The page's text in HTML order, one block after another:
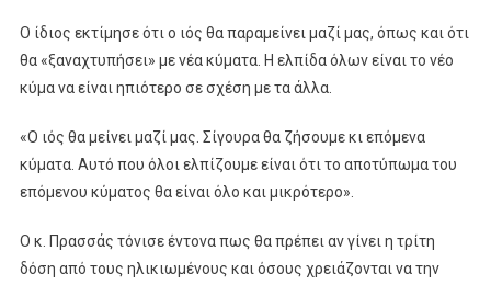
Ο ίδιος εκτίμησε ότι ο ιός θα παραμείνει μαζί μας, όπως και ότι
θα «ξαναχτυπήσει» με νέα κύματα. Η ελπίδα όλων είναι το νέο
κύμα να είναι ηπιότερο σε σχέση με τα άλλα.
«Ο ιός θα μείνει μαζί μας. Σίγουρα θα ζήσουμε κι επόμενα
κύματα. Αυτό που όλοι ελπίζουμε είναι ότι το αποτύπωμα του
επόμενου κύματος θα είναι όλο και μικρότερο».
Ο κ. Πρασσάς τόνισε έντονα πως θα πρέπει αν γίνει η τρίτη
δόση από τους ηλικιωμένους και όσους χρειάζονται να την